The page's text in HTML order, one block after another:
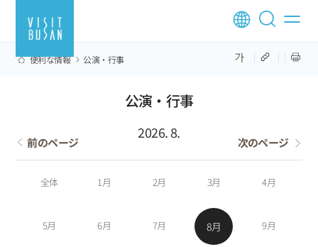
便利な情報 公演·行事
公演·行事
2026. 8.
前のページ 次のページ
全体 1月 2月 3月 4月
5月 6月 7月 8月 9月